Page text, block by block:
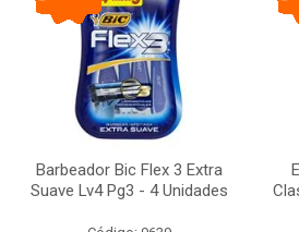
Barbeador Bic Flex 3 Extra
Suave Lv4 Pg3 - 4 Unidades